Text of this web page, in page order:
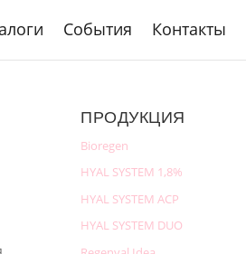
События Контакты
ПРОДУКЦИЯ
Bioregen
HYAL SYSTEM 1,8%
HYAL SYSTEM ACP
HYAL SYSTEM DUO